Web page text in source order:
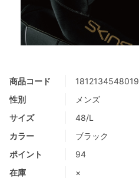
商品コード
1812134548019
性別
メンズ
サイズ
48/L
カラー
ブラック
ポイント
94
在庫
×